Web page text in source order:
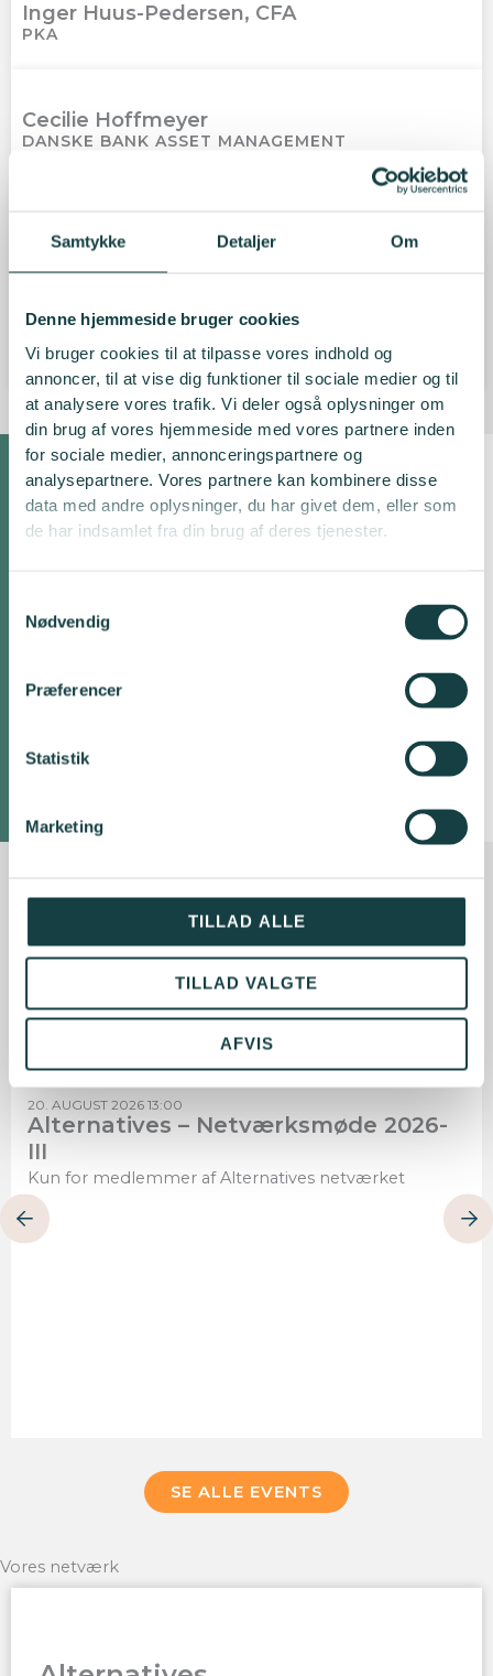
Samtykke Detaljer Om
Denne hjemmeside bruger cookies
Vi bruger cookies til at tilpasse vores indhold og
annoncer, til at vise dig funktioner til sociale medier og til
at analysere vores trafik. Vi deler også oplysninger om
din brug af vores hjemmeside med vores partnere inden
for sociale medier, annonceringspartnere og
analysepartnere. Vores partnere kan kombinere disse
data med andre oplysninger, du har givet dem, eller som
de har indsamlet fra din brug af deres tjenester.
Nødvendig
Præferencer
Statistik
Marketing
TILLAD ALLE
TILLAD VALGTE
AFVIS
Inger Huus-Pedersen, CFA
PKA
Cecilie Hoffmeyer
DANSKE BANK ASSET MANAGEMENT
BANKINVEST
Melanie Bylov Jensen
SEB
Bliv medlem af et
netværk
Formålet med vores
medlemmernes faglige
kompetencer og skabe
et fagligt og socialt
Kommende
netværksmøder
20. AUGUST 2026 13:00
Alternatives – Netværksmøde 2026-
III
Kun for medlemmer af Alternatives netværket
SE ALLE EVENTS
Vores netværk